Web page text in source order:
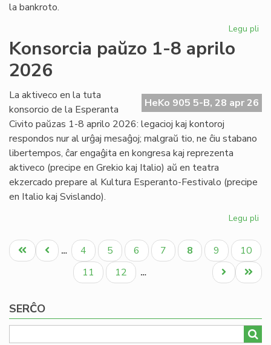
la bankroto.
Legu pli
Konsorcia paŭzo 1-8 aprilo
2026
HeKo 905 5-B, 28 apr 26
La aktiveco en la tuta
konsorcio de la Esperanta
Civito paŭzas 1-8 aprilo 2026: legacioj kaj kontoroj
respondos nur al urĝaj mesaĝoj; malgraŭ tio, ne ĉiu stabano
libertempos, ĉar engaĝita en kongresa kaj reprezenta
aktiveco (precipe en Grekio kaj Italio) aŭ en teatra
ekzercado prepare al Kultura Esperanto-Festivalo (precipe
en Italio kaj Svislando).
Legu pli
1-
8
Pagination
Unua
paĝo
Antaŭa
paĝo
… Paĝo
4 Paĝo
5 Paĝo
6 Paĝo
7
Aktuala
paĝo
8 Paĝo
9 Paĝo
10
Paĝo
11 Paĝo
12 …
Last
page
Next
page
SERĈO